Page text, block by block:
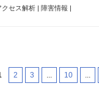
クセス解析 | 障害情報 |
2 3 ... 10 ...